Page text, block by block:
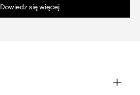
Dowiedz się więcej